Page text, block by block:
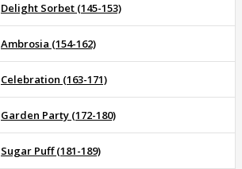
Delight Sorbet (145-153)
Ambrosia (154-162)
Celebration (163-171)
Garden Party (172-180)
Sugar Puff (181-189)